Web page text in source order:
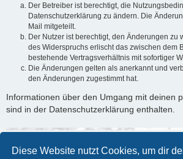
Diese Website nutzt Cookies, um dir
Der Betreiber ist berechtigt, die
Datenschutzerklärung zu ändern. Die
Mail mitgeteilt.
Der Nutzer ist berechtigt, den Änderungen zu
des Widerspruchs erlischt das zwischen dem
bestehende Vertragsverhältnis mit sofortiger
Die Änderungen gelten als anerkannt und
den Änderungen zugestimmt hat.
Informationen über den Umgang mit deinen
sind in der Datenschutzerklärung enthalten.